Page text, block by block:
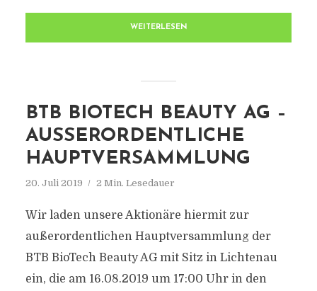
WEITERLESEN
BTB BIOTECH BEAUTY AG –
AUSSERORDENTLICHE H
AUPTVERSAMMLUNG
20. Juli 2019 2 Min. Lesedauer
Wir laden unsere Aktionäre hiermit zur
außerordentlichen Hauptversammlung der
BTB BioTech Beauty AG mit Sitz in Lichtenau
ein, die am 16.08.2019 um 17:00 Uhr in den